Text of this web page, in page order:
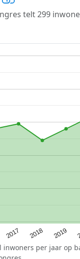
telt 299
2017 2018 2019
per jaar op